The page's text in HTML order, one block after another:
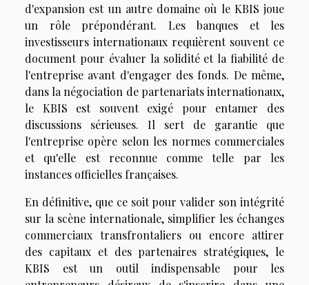
d'expansion est un autre domaine où le KBIS joue
un rôle prépondérant. Les banques et les
investisseurs internationaux requièrent souvent ce
document pour évaluer la solidité et la fiabilité de
l'entreprise avant d'engager des fonds. De même,
dans la négociation de partenariats internationaux,
le KBIS est souvent exigé pour entamer des
discussions sérieuses. Il sert de garantie que
l'entreprise opère selon les normes commerciales
et qu'elle est reconnue comme telle par les
instances officielles françaises.
En définitive, que ce soit pour valider son intégrité
sur la scène internationale, simplifier les échanges
commerciaux transfrontaliers ou encore attirer
des capitaux et des partenaires stratégiques, le
KBIS est un outil indispensable pour les